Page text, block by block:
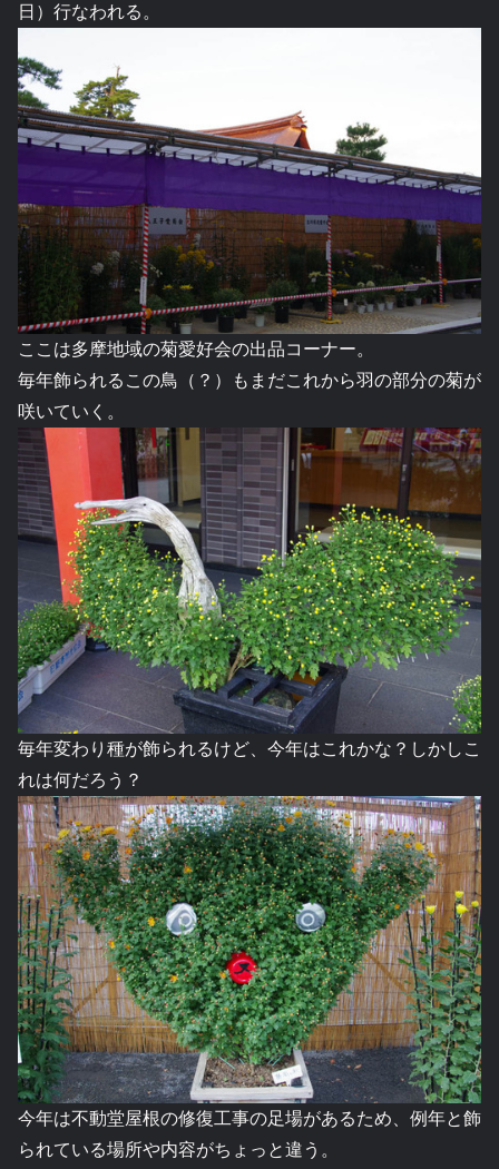
日）行なわれる。
ここは多摩地域の菊愛好会の出品コーナー。
毎年飾られるこの鳥（？）もまだこれから羽の部分の菊が
咲いていく。
毎年変わり種が飾られるけど、今年はこれかな？しかしこ
れは何だろう？
今年は不動堂屋根の修復工事の足場があるため、例年と飾
られている場所や内容がちょっと違う。